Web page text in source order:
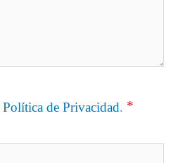
Política de Privacidad. *